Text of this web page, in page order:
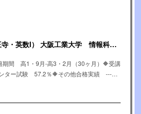
Ｍ．Ｍさん（四天王寺・英数Ⅰ） 大阪工業大学 情報科学部
間 高1・9月-高3・2月（30ヶ月）🔶受講
ター試験 57.2％🔶その他合格実績 ---…